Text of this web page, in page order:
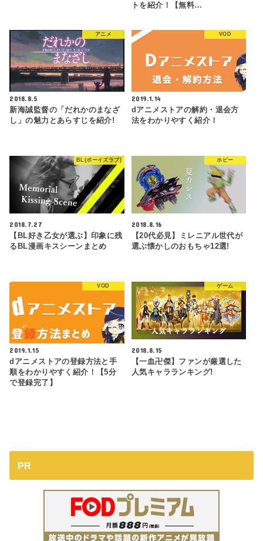
トを紹介！【無料…
アニメ
2018.8.5
新海誠監督の「だれかのまなざ
し」の魅力とあらすじを紹介!
VOD
2019.1.14
dアニメストアの解約・退会方
法をわかりやすく紹介！
BL(ボーイズラブ)
2018.7.27
【BL好き乙女が選ぶ】印象に残
るBL漫画キスシーンまとめ
ホビー
2018.8.16
【20代必見】ミレニアル世代が
選ぶ懐かしのおもちゃ12選!
VOD
2019.1.15
dアニメストアの登録方法と手
順をわかりやすく紹介！【5分
で登録完了】
ゲーム
2018.8.15
【一血卍傑】ファンが厳選した
人気キャラランキング!
PR